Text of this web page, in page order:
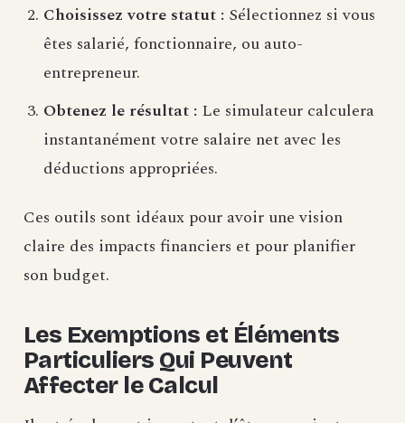
Choisissez votre statut : Sélectionnez si vous
êtes salarié, fonctionnaire, ou auto-
entrepreneur.
Obtenez le résultat : Le simulateur calculera
instantanément votre salaire net avec les
déductions appropriées.
Ces outils sont idéaux pour avoir une vision
claire des impacts financiers et pour planifier
son budget.
Les Exemptions et Éléments
Particuliers Qui Peuvent
Affecter le Calcul